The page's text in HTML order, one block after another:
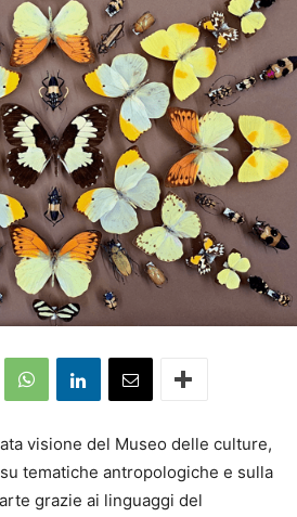
visione del Museo delle culture,
tematiche antropologiche e sulla
grazie ai linguaggi del